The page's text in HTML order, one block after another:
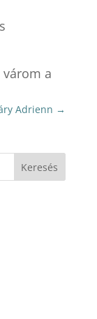
várom a
Adrienn →